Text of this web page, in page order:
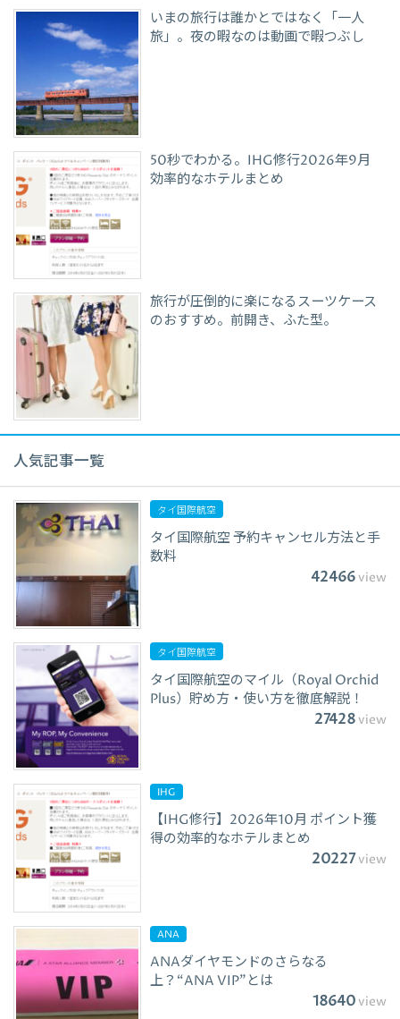
いまの旅行は誰かとではなく「一人
旅」。夜の暇なのは動画で暇つぶし
50秒でわかる。IHG修行2026年9月
効率的なホテルまとめ
旅行が圧倒的に楽になるスーツケース
のおすすめ。前開き、ふた型。
人気記事一覧
タイ国際航空
タイ国際航空 予約キャンセル方法と手
数料
42466view
タイ国際航空
タイ国際航空のマイル（Royal Orchid
Plus）貯め方・使い方を徹底解説！
27428view
IHG
【IHG修行】2026年10月 ポイント獲
得の効率的なホテルまとめ
20227view
ANA
ANAダイヤモンドのさらなる
上？“ANA VIP”とは
18640view